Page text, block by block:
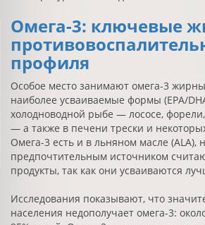
Омега-3: ключевые
профиля
Особое место занимают омега-3
наиболее усваиваемые формы (EPA/
холодноводной рыбе — лососе,
— а также в печени трески и
Омега-3 есть и в льняном масле (ALA),
предпочтительным источником
продукты, так как они усваиваются
Исследования показывают, что
населения недополучает омега-3: